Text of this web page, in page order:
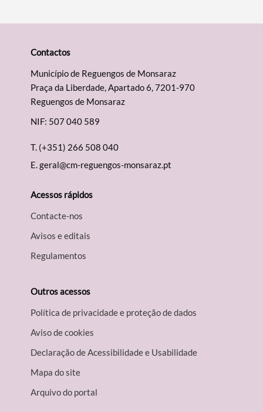
Contactos
Município de Reguengos de Monsaraz
Praça da Liberdade, Apartado 6, 7201-970
Reguengos de Monsaraz
NIF: 507 040 589
T. (+351) 266 508 040
E.geral@cm-reguengos-monsaraz.pt
Acessos rápidos
Contacte-nos
Avisos e editais
Regulamentos
Outros acessos
Política de privacidade e proteção de dados
Aviso de cookies
Declaração de Acessibilidade e Usabilidade
Mapa do site
Arquivo do portal